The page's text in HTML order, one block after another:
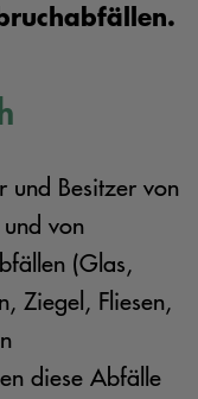
und Besitzer von
von
(Glas,
Ziegel, Fliesen,
diese Abfälle